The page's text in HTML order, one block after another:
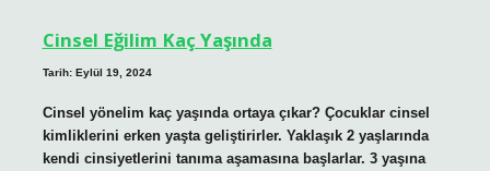
Cinsel Eğilim Kaç Yaşında
Tarih: Eylül 19, 2024
Cinsel yönelim kaç yaşında ortaya çıkar? Çocuklar cinsel
kimliklerini erken yaşta geliştirirler. Yaklaşık 2 yaşlarında
kendi cinsiyetlerini tanıma aşamasına başlarlar. 3 yaşına